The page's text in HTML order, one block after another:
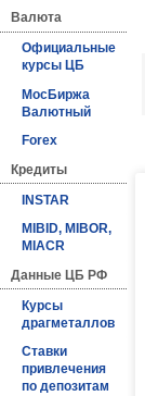
Валюта
Официальные
курсы ЦБ
МосБиржа
Валютный
Forex
Кредиты
INSTAR
MIBID, MIBOR,
MIACR
Данные ЦБ РФ
Курсы
драгметаллов
Ставки
привлечения
по депозитам